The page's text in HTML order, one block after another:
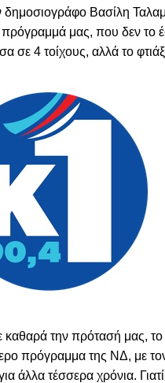
δημοσιογράφο Βασίλη
πρόγραμμά μας, που δεν το
σε 4 τοίχους, αλλά το
καθαρά την πρότασή μας,
πρόγραμμα της ΝΔ, με τον
άλλα τέσσερα χρόνια.